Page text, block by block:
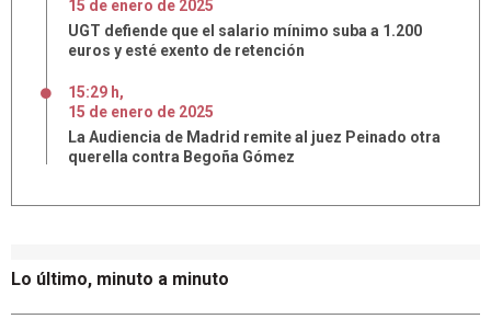
Lo último, minuto a minuto
15 de enero de 2025
UGT defiende que el salario mínimo suba a 1.200
euros y esté exento de retención
15:29 h,
15 de enero de 2025
La Audiencia de Madrid remite al juez Peinado otra
querella contra Begoña Gómez